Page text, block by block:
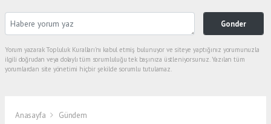
Gonder
Yorum yazarak Topluluk Kuralları’nı kabul etmiş bulunuyor ve siteye yaptığınız yorumunuzla
ilgili doğrudan veya dolaylı tüm sorumluluğu tek başınıza üstleniyorsunuz. Yazılan tüm
yorumlardan site yönetimi hiçbir şekilde sorumlu tutulamaz.
Anasayfa Gündem